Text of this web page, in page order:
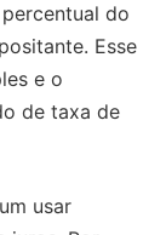
do
Esse
e o
de taxa de
usar